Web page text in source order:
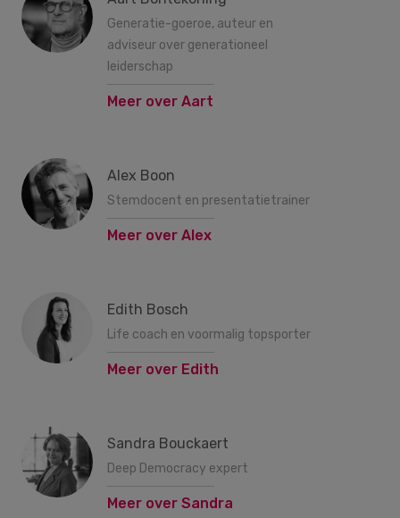
Generatie-goeroe, auteur en
adviseur over generationeel
leiderschap
Meer over Aart
Alex Boon
Stemdocent en presentatietrainer
Meer over Alex
Edith Bosch
Life coach en voormalig topsporter
Meer over Edith
Sandra Bouckaert
Deep Democracy expert
Meer over Sandra